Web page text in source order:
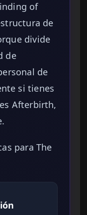
of
de
divide
de
de
si tienes
Afterbirth,
para The